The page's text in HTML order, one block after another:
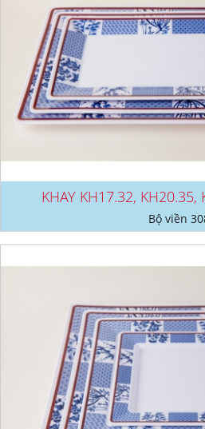
KHAY KH17.32, KH20.35,
Bộ viền